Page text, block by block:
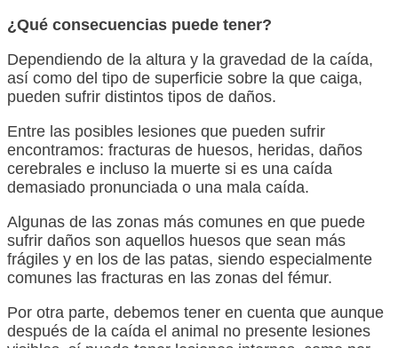
¿Qué consecuencias puede tener?
Dependiendo de la altura y la gravedad de la caída,
así como del tipo de superficie sobre la que caiga,
pueden sufrir distintos tipos de daños.
Entre las posibles lesiones que pueden sufrir
encontramos: fracturas de huesos, heridas, daños
cerebrales e incluso la muerte si es una caída
demasiado pronunciada o una mala caída.
Algunas de las zonas más comunes en que puede
sufrir daños son aquellos huesos que sean más
frágiles y en los de las patas, siendo especialmente
comunes las fracturas en las zonas del fémur.
Por otra parte, debemos tener en cuenta que aunque
después de la caída el animal no presente lesiones